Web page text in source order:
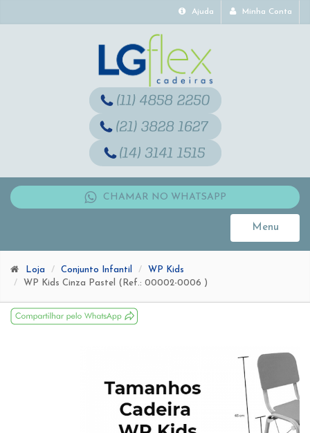
Ajuda Minha Conta
CHAMAR NO WHATSAPP
Menu
Toggle
Loja Conjunto Infantil
WP Kids
WP Kids Cinza Pastel (Ref.: 00002-0006 )